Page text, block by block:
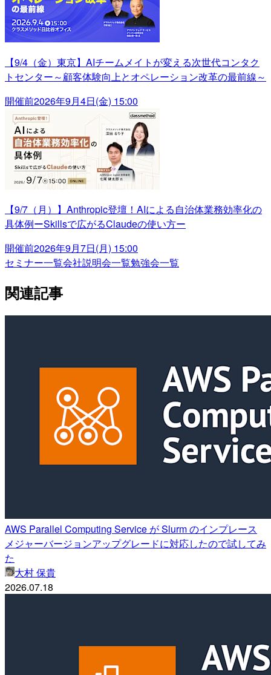
【9/4（金）東京】AIチームメイトが変える次世代コンタク
トセンター～顧客体験向上とオペレーション改革の最前線～
開催前2026年9月4日(金) 15:00
【9/7（月）】Anthropic登壇！AIによる自治体業務効率化の
具体例ーSkillsで広がるClaudeの使い方ー
開催前2026年9月7日(月) 15:00
セミナー一覧会社説明会一覧勉強会一覧
関連記事
AWS Parallel Computing Service が Slurm のインプレース
メジャーバージョンアップグレードに対応したので試してみ
た
大村 保貴
2026.07.18